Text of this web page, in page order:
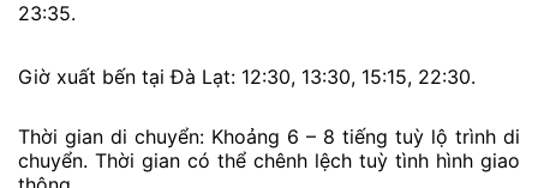
23:35.
Giờ xuất bến tại Đà Lạt: 12:30, 13:30, 15:15, 22:30.
Thời gian di chuyển: Khoảng 6 – 8 tiếng tuỳ lộ trình di
chuyển. Thời gian có thể chênh lệch tuỳ tình hình giao